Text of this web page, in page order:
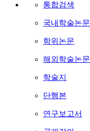
통합검색
국내학술논문
학위논문
해외학술논문
학술지
단행본
연구보고서